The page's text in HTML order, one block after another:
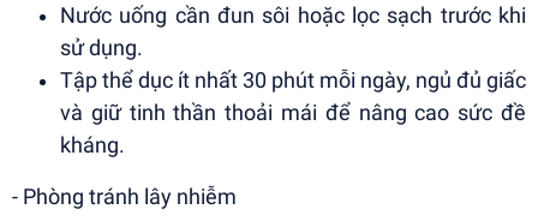
Nước uống cần đun sôi hoặc lọc sạch trước khi
sử dụng.
Tập thể dục ít nhất 30 phút mỗi ngày, ngủ đủ giấc
và giữ tinh thần thoải mái để nâng cao sức đề
kháng.
- Phòng tránh lây nhiễm